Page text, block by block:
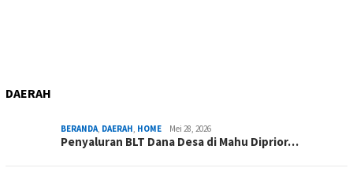
DAERAH
BERANDA, DAERAH, HOME Mei 28, 2026
Penyaluran BLT Dana Desa di Mahu Diprior…